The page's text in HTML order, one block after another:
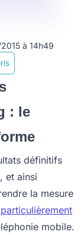
à 14h49
: le
définitifs
et ainsi
la mesure
mobile.